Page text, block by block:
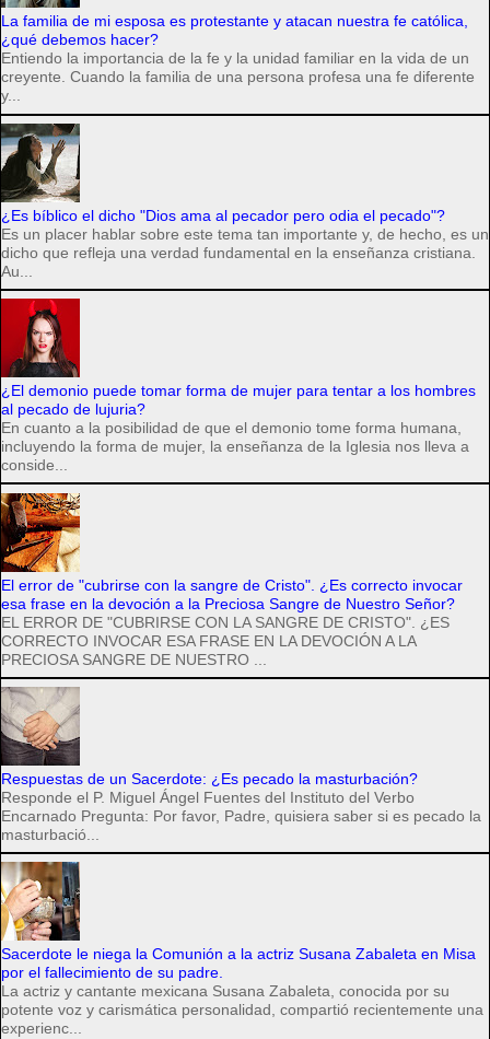
La familia de mi esposa es protestante y atacan nuestra fe católica,
¿qué debemos hacer?
Entiendo la importancia de la fe y la unidad familiar en la vida de un
creyente. Cuando la familia de una persona profesa una fe diferente
y...
¿Es bíblico el dicho "Dios ama al pecador pero odia el pecado"?
Es un placer hablar sobre este tema tan importante y, de hecho, es un
dicho que refleja una verdad fundamental en la enseñanza cristiana.
Au...
¿El demonio puede tomar forma de mujer para tentar a los hombres
al pecado de lujuria?
En cuanto a la posibilidad de que el demonio tome forma humana,
incluyendo la forma de mujer, la enseñanza de la Iglesia nos lleva a
conside...
El error de "cubrirse con la sangre de Cristo". ¿Es correcto invocar
esa frase en la devoción a la Preciosa Sangre de Nuestro Señor?
EL ERROR DE "CUBRIRSE CON LA SANGRE DE CRISTO". ¿ES
CORRECTO INVOCAR ESA FRASE EN LA DEVOCIÓN A LA
PRECIOSA SANGRE DE NUESTRO ...
Respuestas de un Sacerdote: ¿Es pecado la masturbación?
Responde el P. Miguel Ángel Fuentes del Instituto del Verbo
Encarnado Pregunta: Por favor, Padre, quisiera saber si es pecado la
masturbació...
Sacerdote le niega la Comunión a la actriz Susana Zabaleta en Misa
por el fallecimiento de su padre.
La actriz y cantante mexicana Susana Zabaleta, conocida por su
potente voz y carismática personalidad, compartió recientemente una
experienc...